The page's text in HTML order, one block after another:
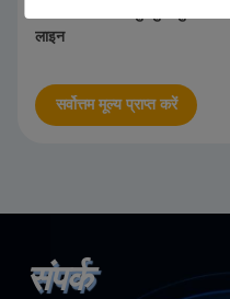
लाइन
सर्वोत्तम मूल्य प्राप्त करें
संपर्क